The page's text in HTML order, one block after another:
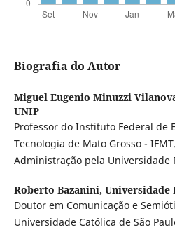
Biografia do Autor
Miguel Eugenio Minuzzi
UNIP
Professor do Instituto Federal de
Tecnologia de Mato Grosso -
Administração pela Universidade
Roberto Bazanini, Universidade
Doutor em Comunicação e
Universidade Católica de São